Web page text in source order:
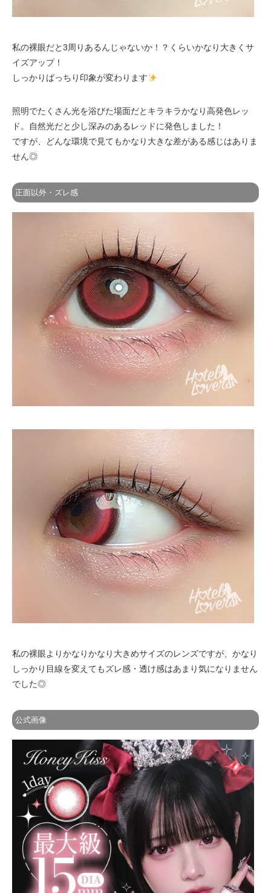
私の裸眼だと3周りあるんじゃないか！？くらいかなり大きくサ
イズアップ！
しっかりばっちり印象が変わります
照明でたくさん光を浴びた場面だとキラキラかなり高発色レッ
ド。自然光だと少し深みのあるレッドに発色しました！
ですが、どんな環境で見てもかなり大きな差がある感じはありま
せん◎
正面以外・ズレ感
私の裸眼よりかなりかなり大きめサイズのレンズですが、かなり
しっかり目線を変えてもズレ感・透け感はあまり気になりません
でした◎
公式画像